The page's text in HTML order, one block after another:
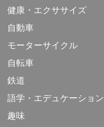
健康・エクササイズ
自動車
モーターサイクル
自転車
鉄道
語学・エデュケーション
趣味